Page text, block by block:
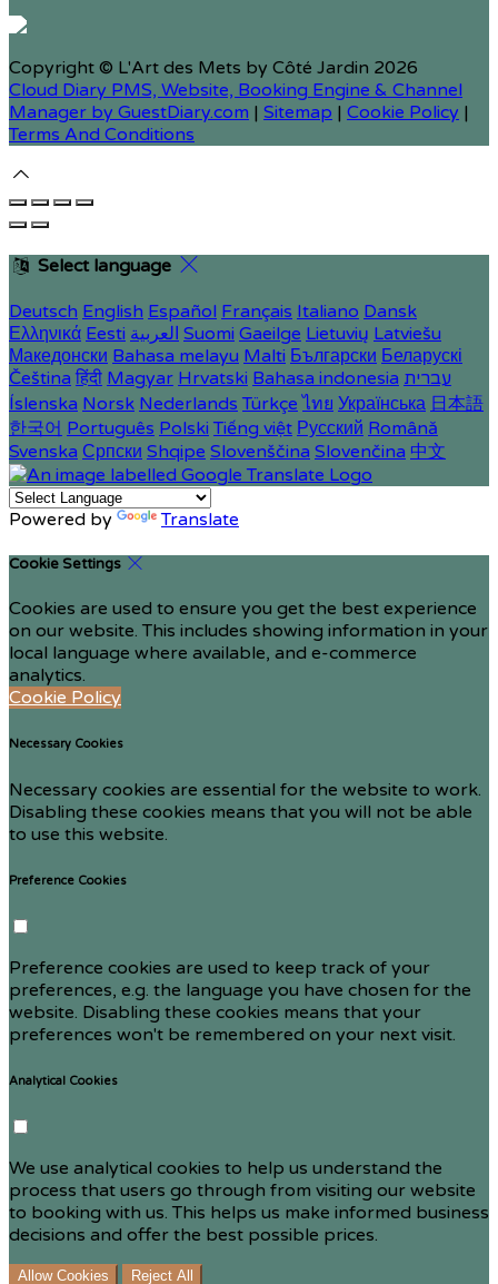
Copyright © L'Art des Mets by Côté Jardin 2026
Cloud Diary PMS, Website, Booking Engine & Channel
Manager by GuestDiary.com | Sitemap | Cookie Policy |
Terms And Conditions
Select language
Deutsch English Español Français Italiano Dansk
Ελληνικά Eesti العربية Suomi Gaeilge Lietuvių Latviešu
Македонски Bahasa melayu Malti Български Беларускі
Čeština हिंदी Magyar Hrvatski Bahasa indonesia עברית
Íslenska Norsk Nederlands Türkçe ไทย Українська 日本語
한국어 Português Polski Tiếng việt Русский Română
Svenska Српски Shqipe Slovenščina Slovenčina 中文
Powered by Translate
Cookie Settings
Cookies are used to ensure you get the best experience
on our website. This includes showing information in your
local language where available, and e-commerce
analytics.
Cookie Policy
Necessary Cookies
Necessary cookies are essential for the website to work.
Disabling these cookies means that you will not be able
to use this website.
Preference Cookies
Preference cookies are used to keep track of your
preferences, e.g. the language you have chosen for the
website. Disabling these cookies means that your
preferences won't be remembered on your next visit.
Analytical Cookies
We use analytical cookies to help us understand the
process that users go through from visiting our website
to booking with us. This helps us make informed business
decisions and offer the best possible prices.
Allow Cookies Reject All